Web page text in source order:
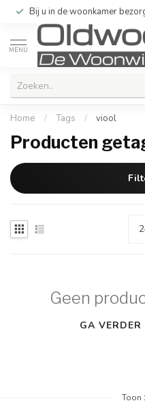
Bij u in de woonkamer
MENU
Home / Tags / viool
Producten
Geen
GA
Toon